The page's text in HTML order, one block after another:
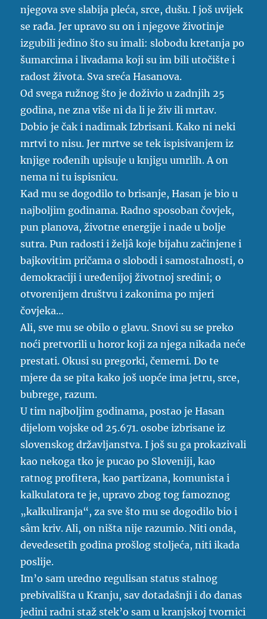
njegova sve slabija pleća, srce, dušu. I još uvijek
se rađa. Jer upravo su on i njegove životinje
izgubili jedino što su imali: slobodu kretanja po
šumarcima i livadama koji su im bili utočište i
radost života. Sva sreća Hasanova.
Od svega ružnog što je doživio u zadnjih 25
godina, ne zna više ni da li je živ ili mrtav.
Dobio je čak i nadimak Izbrisani. Kako ni neki
mrtvi to nisu. Jer mrtve se tek ispisivanjem iz
knjige rođenih upisuje u knjigu umrlih. A on
nema ni tu ispisnicu.
Kad mu se dogodilo to brisanje, Hasan je bio u
najboljim godinama. Radno sposoban čovjek,
pun planova, životne energije i nade u bolje
sutra. Pun radosti i željâ koje bijahu začinjene i
bajkovitim pričama o slobodi i samostalnosti, o
demokraciji i uređenijoj životnoj sredini; o
otvorenijem društvu i zakonima po mjeri
čovjeka…
Ali, sve mu se obilo o glavu. Snovi su se preko
noći pretvorili u horor koji za njega nikada neće
prestati. Okusi su pregorki, čemerni. Do te
mjere da se pita kako još uopće ima jetru, srce,
bubrege, razum.
U tim najboljim godinama, postao je Hasan
dijelom vojske od 25.671. osobe izbrisane iz
slovenskog državljanstva. I još su ga prokazivali
kao nekoga tko je pucao po Sloveniji, kao
ratnog profitera, kao partizana, komunista i
kalkulatora te je, upravo zbog tog famoznog
„kalkuliranja“, za sve što mu se dogodilo bio i
sâm kriv. Ali, on ništa nije razumio. Niti onda,
devedesetih godina prošlog stoljeća, niti ikada
poslije.
Im’o sam uredno regulisan status stalnog
prebivališta u Kranju, sav dotadašnji i do danas
jedini radni staž stek’o sam u kranjskoj tvornici